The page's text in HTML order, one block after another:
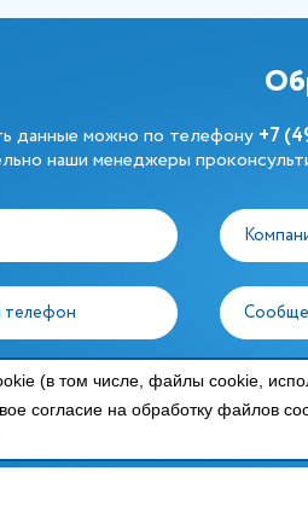
(в том числе, файлы cookie,
согласие на обработку файлов
данные можно по телефону +7
наши менеджеры
телефон
обработку персональных данных в
сПолитикой